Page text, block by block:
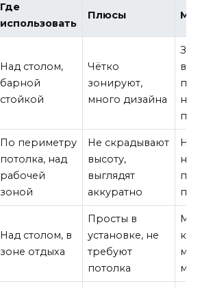
Где
использовать
Плюсы
Над столом,
барной
стойкой
Чётко
зонируют,
много дизайна
По периметру
потолка, над
рабочей
зоной
Не скрадывают
высоту,
выглядят
аккуратно
Над столом, в
зоне отдыха
Просты в
установке, не
требуют
потолка